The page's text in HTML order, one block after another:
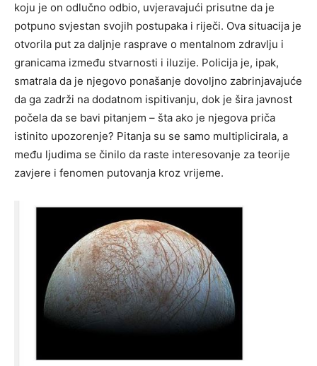
koju je on odlučno odbio, uvjeravajući prisutne da je
potpuno svjestan svojih postupaka i riječi. Ova situacija je
otvorila put za daljnje rasprave o mentalnom zdravlju i
granicama između stvarnosti i iluzije. Policija je, ipak,
smatrala da je njegovo ponašanje dovoljno zabrinjavajuće
da ga zadrži na dodatnom ispitivanju, dok je šira javnost
počela da se bavi pitanjem – šta ako je njegova priča
istinito upozorenje? Pitanja su se samo multiplicirala, a
među ljudima se činilo da raste interesovanje za teorije
zavjere i fenomen putovanja kroz vrijeme.